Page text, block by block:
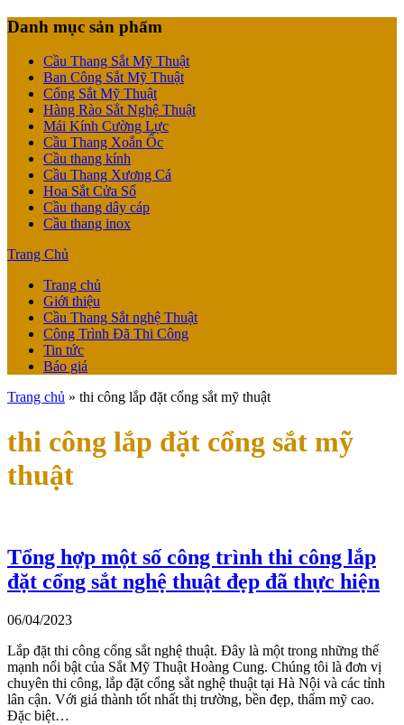
Danh mục sản phẩm
Cầu Thang Sắt Mỹ Thuật
Ban Công Sắt Mỹ Thuật
Cổng Sắt Mỹ Thuật
Hàng Rào Sắt Nghệ Thuật
Mái Kính Cường Lực
Cầu Thang Xoắn Ốc
Cầu thang kính
Cầu Thang Xương Cá
Hoa Sắt Cửa Sổ
Cầu thang dây cáp
Cầu thang inox
Trang Chủ
Trang chủ
Giới thiệu
Cầu Thang Sắt nghệ Thuật
Công Trình Đã Thi Công
Tin tức
Báo giá
Trang chủ » thi công lắp đặt cổng sắt mỹ thuật
thi công lắp đặt cổng sắt mỹ
thuật
Tổng hợp một số công trình thi công lắp
đặt cổng sắt nghệ thuật đẹp đã thực hiện
06/04/2023
Lắp đặt thi công cổng sắt nghệ thuật. Đây là một trong những thế
mạnh nổi bật của Sắt Mỹ Thuật Hoàng Cung. Chúng tôi là đơn vị
chuyên thi công, lắp đặt cổng sắt nghệ thuật tại Hà Nội và các tỉnh
lân cận. Với giá thành tốt nhất thị trường, bền đẹp, thẩm mỹ cao.
Đặc biệt…